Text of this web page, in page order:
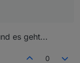
es geht...
0